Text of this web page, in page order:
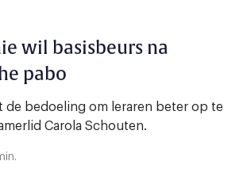
wil basisbeurs na
pabo
de bedoeling om leraren beter op te
Carola Schouten.